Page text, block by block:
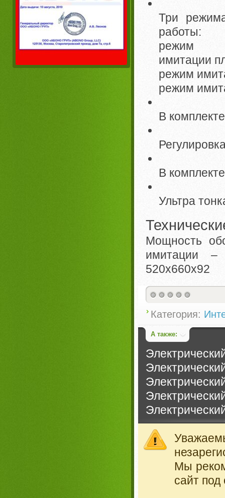
Три
работы:
режим
имитации
режим
режим
В
В
Ультра
Мощность
имитации
520х660х92
Категория:
А также:
Мы
сайт